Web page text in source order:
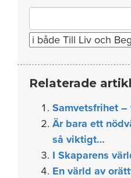
for:
Relaterade
Samvetsfrihet
Är bara ett
så viktigt…
I Skaparens
En värld av